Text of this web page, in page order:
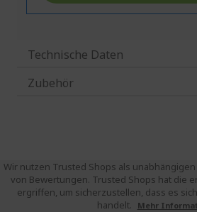
Technische Daten
Zubehör
Wir nutzen Trusted Shops als
von Bewertungen. Trusted Shops hat die
ergriffen, um sicherzustellen, dass es
handelt.
Mehr